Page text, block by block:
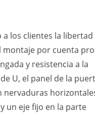
los clientes la libertad
montaje por cuenta
y resistencia a la
U, el panel de la
nervaduras
un eje fijo en la parte